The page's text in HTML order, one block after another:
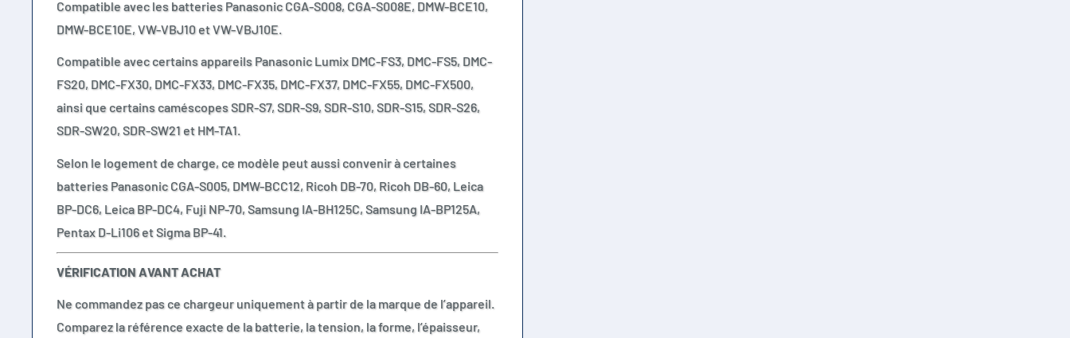
Compatible avec les batteries Panasonic CGA-S008, CGA-S008E, DMW-BCE10,
DMW-BCE10E, VW-VBJ10 et VW-VBJ10E.
Compatible avec certains appareils Panasonic Lumix DMC-FS3, DMC-FS5, DMC-
FS20, DMC-FX30, DMC-FX33, DMC-FX35, DMC-FX37, DMC-FX55, DMC-FX500,
ainsi que certains caméscopes SDR-S7, SDR-S9, SDR-S10, SDR-S15, SDR-S26,
SDR-SW20, SDR-SW21 et HM-TA1.
Selon le logement de charge, ce modèle peut aussi convenir à certaines
batteries Panasonic CGA-S005, DMW-BCC12, Ricoh DB-70, Ricoh DB-60, Leica
BP-DC6, Leica BP-DC4, Fuji NP-70, Samsung IA-BH125C, Samsung IA-BP125A,
Pentax D-Li106 et Sigma BP-41.
VÉRIFICATION AVANT ACHAT
Ne commandez pas ce chargeur uniquement à partir de la marque de l’appareil.
Comparez la référence exacte de la batterie, la tension, la forme, l’épaisseur,